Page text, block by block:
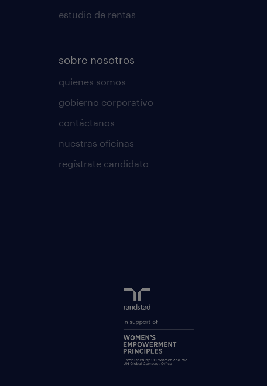
estudio de rentas
sobre nosotros
quienes somos
gobierno corporativo
contáctanos
nuestras oficinas
regístrate candidato